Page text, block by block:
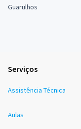
Guarulhos
Serviços
Assistência Técnica
Aulas